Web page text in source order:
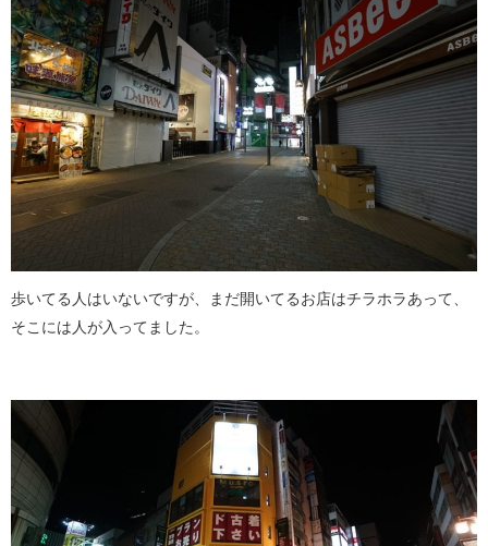
歩いてる人はいないですが、まだ開いてるお店はチラホラあって、
そこには人が入ってました。